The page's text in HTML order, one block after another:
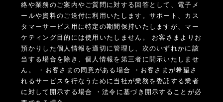
絡や業務のご案内やご質問に対する回答として、電子メ
ールや資料のご送付に利用いたします。サポート、カス
タマーサービス用に特定の期間保持いたしますが、マー
ケティング目的には使用いたしません。 お客さまよりお
預かりした個人情報を適切に管理し、次のいずれかに該
当する場合を除き、個人情報を第三者に開示いたしませ
ん。 ・お客さまの同意がある場合 ・お客さまが希望さ
れるサービスを行なうために当社が業務を委託する業者
に対して開示する場合 ・法令に基づき開示することが必